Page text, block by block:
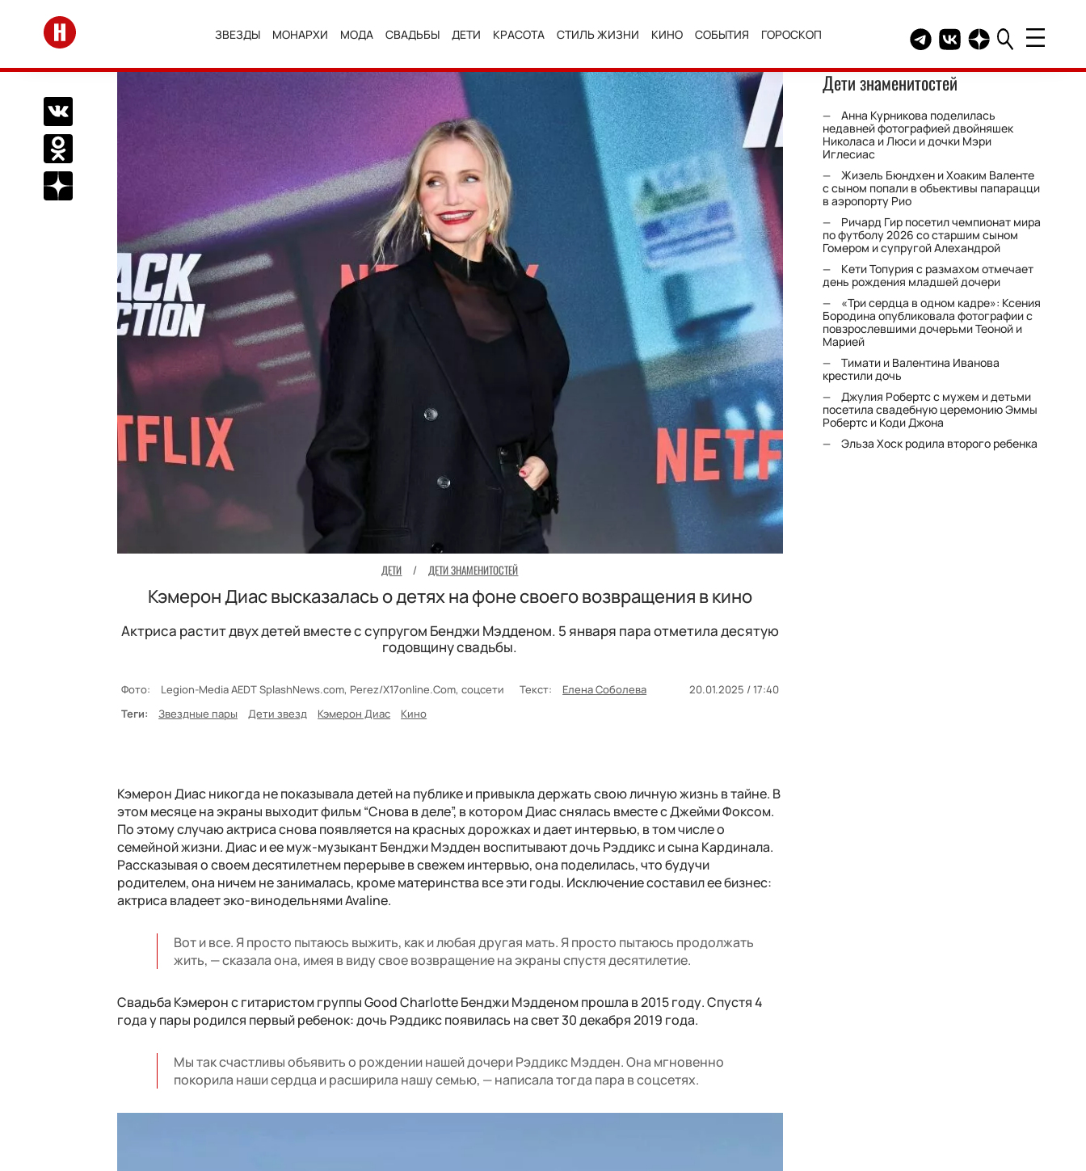
Перейти на главную
ЗВЕЗДЫ МОНАРХИ МОДА СВАДЬБЫ ДЕТИ КРАСОТА СТИЛЬ ЖИЗНИ КИНО СОБЫТИЯ ГОРОСКОП Telegram канал HELLO
Группа HELLO
Канал HELLO в
Поделиться Вконтакте
Поделиться в Одноклассниках
Подписаться на нас в Дзен
ДЕТИ / ДЕТИ ЗНАМЕНИТОСТЕЙ
Кэмерон Диас высказалась о детях на фоне своего возвращения в кино
Актриса растит двух детей вместе с супругом Бенджи Мэдденом. 5 января пара отметила десятую
годовщину свадьбы.
Фото: Legion-Media AEDT SplashNews.com, Perez/X17online.Com, соцсети Текст: Елена Соболева
20.01.2025 / 17:40
Теги:
Звездные пары Дети звезд Кэмерон Диас Кино
Кэмерон Диас никогда не показывала детей на публике и привыкла держать свою личную жизнь в тайне. В
этом месяце на экраны выходит фильм “Снова в деле”, в котором Диас снялась вместе с Джейми Фоксом.
По этому случаю актриса снова появляется на красных дорожках и дает интервью, в том числе о
семейной жизни. Диас и ее муж-музыкант Бенджи Мэдден воспитывают дочь Рэддикс и сына Кардинала.
Рассказывая о своем десятилетнем перерыве в свежем интервью, она поделилась, что будучи
родителем, она ничем не занималась, кроме материнства все эти годы. Исключение составил ее бизнес:
актриса владеет эко-винодельнями Avaline.
Вот и все. Я просто пытаюсь выжить, как и любая другая мать. Я просто пытаюсь продолжать
жить, — сказала она, имея в виду свое возвращение на экраны спустя десятилетие.
Свадьба Кэмерон с гитаристом группы Good Charlotte Бенджи Мэдденом прошла в 2015 году. Спустя 4
года у пары родился первый ребенок: дочь Рэддикс появилась на свет 30 декабря 2019 года.
Мы так счастливы объявить о рождении нашей дочери Рэддикс Мэдден. Она мгновенно
покорила наши сердца и расширила нашу семью, — написала тогда пара в соцсетях.
Дети знаменитостей
Анна Курникова поделилась
недавней фотографией двойняшек
Николаса и Люси и дочки Мэри
Иглесиас
Жизель Бюндхен и Хоаким Валенте
с сыном попали в объективы папарацци
в аэропорту Рио
Ричард Гир посетил чемпионат мира
по футболу 2026 со старшим сыном
Гомером и супругой Алехандрой
Кети Топурия с размахом отмечает
день рождения младшей дочери
«Три сердца в одном кадре»: Ксения
Бородина опубликовала фотографии с
повзрослевшими дочерьми Теоной и
Марией
Тимати и Валентина Иванова
крестили дочь
Джулия Робертс с мужем и детьми
посетила свадебную церемонию Эммы
Робертс и Коди Джона
Эльза Хоск родила второго ребенка